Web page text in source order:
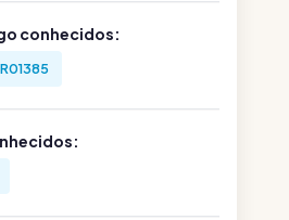
conhecidos: